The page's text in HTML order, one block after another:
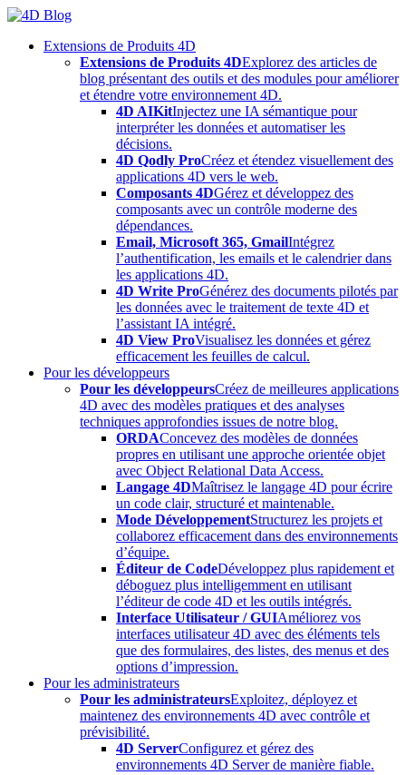
Skip
contentExtensions de Produits 4D
Extensions de Produits 4DExplorez des articles de
blog présentant des outils et des modules pour améliorer
et étendre votre environnement 4D.
4D AIKitInjectez une IA sémantique pour
interpréter les données et automatiser les
décisions.
4D Qodly ProCréez et étendez visuellement des
applications 4D vers le web.
Composants 4DGérez et développez des
composants avec un contrôle moderne des
dépendances.
Email, Microsoft 365, GmailIntégrez
l’authentification, les emails et le calendrier dans
les applications 4D.
4D Write ProGénérez des documents pilotés par
les données avec le traitement de texte 4D et
l’assistant IA intégré.
4D View ProVisualisez les données et gérez
efficacement les feuilles de calcul.
Pour les développeurs
Pour les développeursCréez de meilleures applications
4D avec des modèles pratiques et des analyses
techniques approfondies issues de notre blog.
ORDAConcevez des modèles de données
propres en utilisant une approche orientée objet
avec Object Relational Data Access.
Langage 4DMaîtrisez le langage 4D pour écrire
un code clair, structuré et maintenable.
Mode DéveloppementStructurez les projets et
collaborez efficacement dans des environnements
d’équipe.
Éditeur de CodeDéveloppez plus rapidement et
déboguez plus intelligemment en utilisant
l’éditeur de code 4D et les outils intégrés.
Interface Utilisateur / GUIAméliorez vos
interfaces utilisateur 4D avec des éléments tels
que des formulaires, des listes, des menus et des
options d’impression.
Pour les administrateurs
Pour les administrateursExploitez, déployez et
maintenez des environnements 4D avec contrôle et
prévisibilité.
4D ServerConfigurez et gérez des
environnements 4D Server de manière fiable.